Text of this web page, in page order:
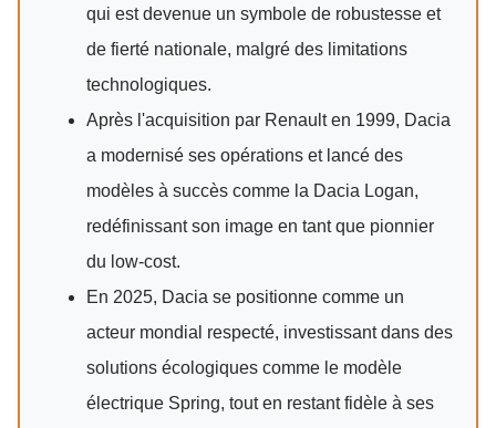
qui est devenue un symbole de robustesse et
de fierté nationale, malgré des limitations
technologiques.
Après l'acquisition par Renault en 1999, Dacia
a modernisé ses opérations et lancé des
modèles à succès comme la Dacia Logan,
redéfinissant son image en tant que pionnier
du low-cost.
En 2025, Dacia se positionne comme un
acteur mondial respecté, investissant dans des
solutions écologiques comme le modèle
électrique Spring, tout en restant fidèle à ses